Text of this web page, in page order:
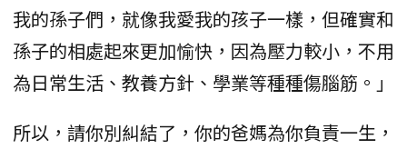
我的孫子們，就像我愛我的孩子一樣，但確實和
孫子的相處起來更加愉快，因為壓力較小，不用
為日常生活、教養方針、學業等種種傷腦筋。」
所以，請你別糾結了，你的爸媽為你負責一生，